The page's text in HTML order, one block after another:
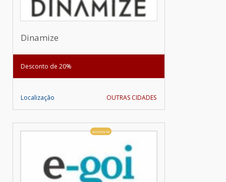
Dinamize
Desconto de 20%
Localização OUTRAS CIDADES
anúncio